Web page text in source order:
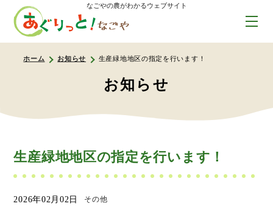
なごやの農がわかるウェブサイト
ホーム お知らせ 生産緑地地区の指定を行います！
お知らせ
生産緑地地区の指定を行います！
2026年02月02日 その他